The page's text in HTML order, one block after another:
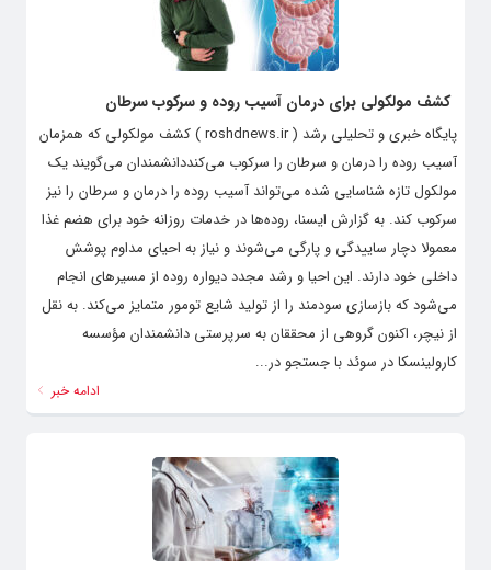
کشف مولکولی برای درمان آسیب روده و سرکوب سرطان
پایگاه خبری و تحلیلی رشد ( roshdnews.ir ) کشف مولکولی که همزمان
آسیب روده را درمان و سرطان را سرکوب می‌کنددانشمندان می‌گویند یک
مولکول تازه شناسایی شده می‌تواند آسیب روده را درمان و سرطان را نیز
سرکوب کند. به گزارش ایسنا، روده‌ها در خدمات روزانه خود برای هضم غذا
معمولا دچار ساییدگی و پارگی می‌شوند و نیاز به احیای مداوم پوشش
داخلی خود دارند. این احیا و رشد مجدد دیواره روده از مسیرهای انجام
می‌شود که بازسازی سودمند را از تولید شایع تومور متمایز می‌کند. به نقل
از نیچر، اکنون گروهی از محققان به سرپرستی دانشمندان مؤسسه
کارولینسکا در سوئد با جستجو در...
ادامه خبر